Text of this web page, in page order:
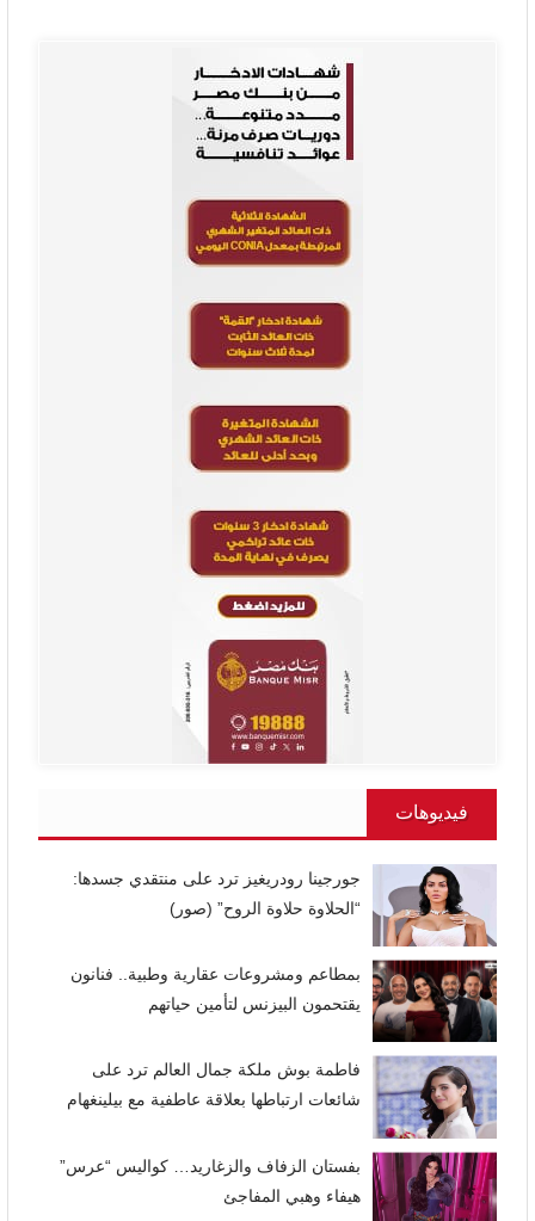
فيديوهات
جورجينا رودريغيز ترد على منتقدي جسدها:
“الحلاوة حلاوة الروح” (صور)
بمطاعم ومشروعات عقارية وطبية.. فنانون
يقتحمون البيزنس لتأمين حياتهم
فاطمة بوش ملكة جمال العالم ترد على
شائعات ارتباطها بعلاقة عاطفية مع بيلينغهام
بفستان الزفاف والزغاريد… كواليس “عرس”
هيفاء وهبي المفاجئ